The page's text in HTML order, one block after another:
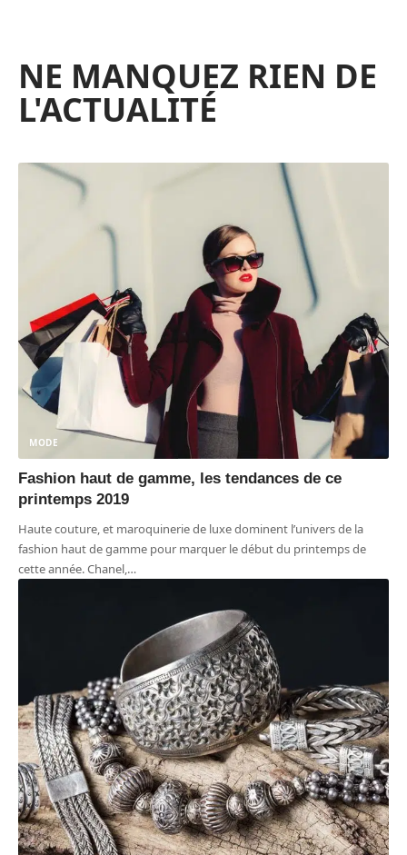
NE MANQUEZ RIEN DE
L'ACTUALITÉ
MODE
Fashion haut de gamme, les tendances de ce
printemps 2019
Haute couture, et maroquinerie de luxe dominent l’univers de la
fashion haut de gamme pour marquer le début du printemps de
cette année. Chanel,…